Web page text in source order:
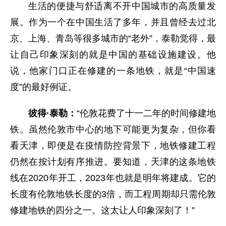
生活的便捷与舒适离不开中国城市的高质量发
展。作为一个在中国生活了多年，并且曾经去过北
京、上海、青岛等很多城市的“老外”，泰勒觉得，最
让自己印象深刻的就是中国的基础设施建设。他
说，他家门口正在修建的一条地铁，就是“中国速
度”的最好例证。
彼得·泰勒： “伦敦花费了十一二年的时间修建地
铁。虽然伦敦市中心的地下可能更为复杂，但你看
看天津，即便是在疫情防控背景下，地铁修建工程
仍然在按计划有序推进。要知道，天津的这条地铁
线在2020年开工，2023年也就是明年将建成。它的
长度有伦敦地铁长度的3倍，而工程周期却只需伦敦
修建地铁的四分之一。这太让人印象深刻了！”